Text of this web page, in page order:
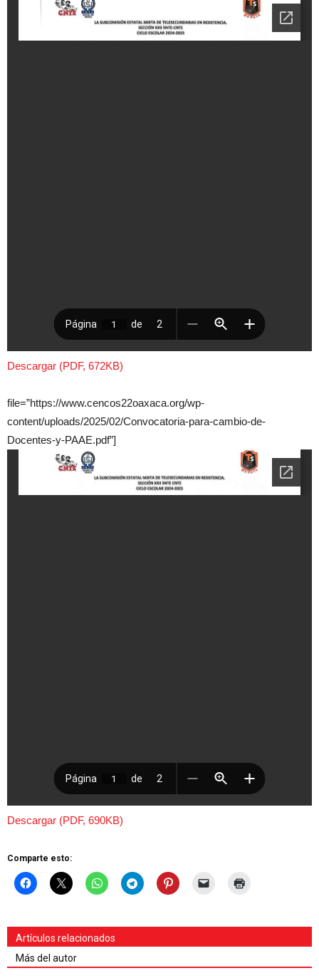
Descargar (PDF, 672KB)
file=”https://www.cencos22oaxaca.org/wp-
content/uploads/2025/02/Convocatoria-para-cambio-de-
Docentes-y-PAAE.pdf”]
Descargar (PDF, 690KB)
Comparte esto:
Artículos relacionados
Más del autor